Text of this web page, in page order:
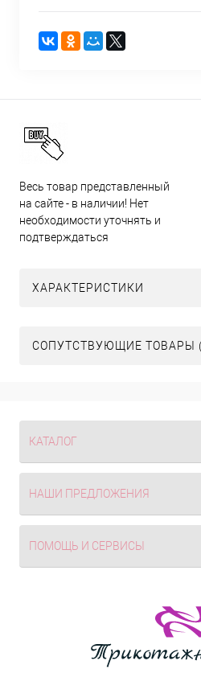
Весь товар представленный
на сайте - в наличии! Нет
необходимости уточнять и
подтверждаться
ХАРАКТЕРИСТИКИ
СОПУТСТВУЮЩИЕ ТОВАРЫ
КАТАЛОГ
НАШИ ПРЕДЛОЖЕНИЯ
ПОМОЩЬ И СЕРВИСЫ